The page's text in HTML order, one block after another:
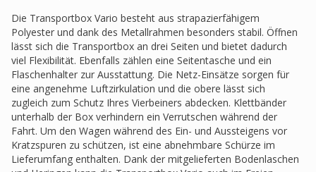
Die Transportbox Vario besteht aus strapazierfähigem
Polyester und dank des Metallrahmen besonders stabil. Öffnen
lässt sich die Transportbox an drei Seiten und bietet dadurch
viel Flexibilität. Ebenfalls zählen eine Seitentasche und ein
Flaschenhalter zur Ausstattung. Die Netz-Einsätze sorgen für
eine angenehme Luftzirkulation und die obere lässt sich
zugleich zum Schutz Ihres Vierbeiners abdecken. Klettbänder
unterhalb der Box verhindern ein Verrutschen während der
Fahrt. Um den Wagen während des Ein- und Aussteigens vor
Kratzspuren zu schützen, ist eine abnehmbare Schürze im
Lieferumfang enthalten. Dank der mitgelieferten Bodenlaschen